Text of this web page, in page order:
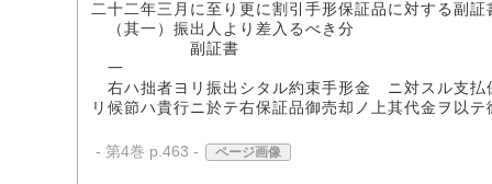
二十二年三月に至り更に割引手形保証品に対する副
（其一）振出人より差入るべき分
副証書
一
右ハ拙者ヨリ振出シタル約束手形金 ニ対スル支払
リ候節ハ貴行ニ於テ右保証品御売却ノ上其代金ヲ以
- 第4巻 p.463 - ページ画像